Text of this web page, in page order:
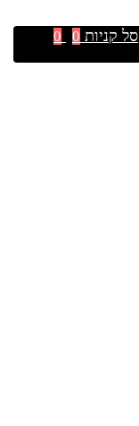
סל קניות 0
0